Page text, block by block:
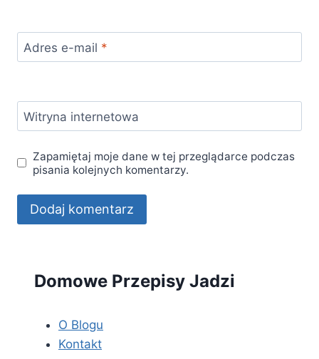
Adres e-mail *
Witryna internetowa
Zapamiętaj moje dane w tej przeglądarce podczas
pisania kolejnych komentarzy.
Domowe Przepisy Jadzi
O Blogu
Kontakt